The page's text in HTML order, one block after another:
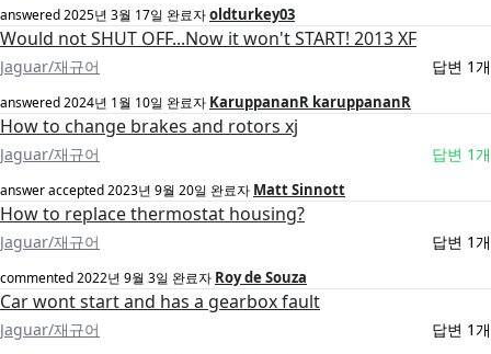
answered2025년 3월 17일 완료자oldturkey03
Would not SHUT OFF...Now it won't START! 2013 XF
Jaguar/재규어 답변 1개
answered2024년 1월 10일 완료자 KaruppananR karuppananR
How to change brakes and rotors xj
Jaguar/재규어 답변 1개
answer accepted2023년 9월 20일 완료자 Matt Sinnott
How to replace thermostat housing?
Jaguar/재규어 답변 1개
commented2022년 9월 3일 완료자 Roy de Souza
Car wont start and has a gearbox fault
Jaguar/재규어 답변 1개